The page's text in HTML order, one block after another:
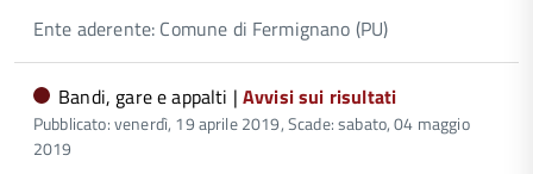
Ente aderente: Comune di Fermignano (PU)
Bandi, gare e appalti |Avvisi sui risultati
Pubblicato: venerdì, 19 aprile 2019,Scade: sabato, 04 maggio
2019